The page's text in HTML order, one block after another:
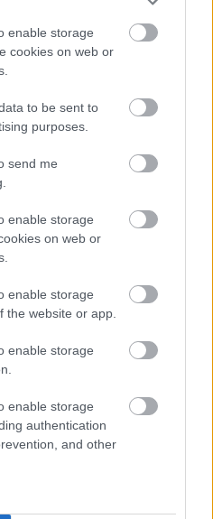
enable storage
cookies on web or
to be sent to
purposes.
send me
enable storage
on web or
enable storage
the website or app.
enable storage
enable storage
authentication
and other